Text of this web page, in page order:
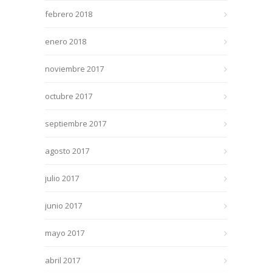
febrero 2018
enero 2018
noviembre 2017
octubre 2017
septiembre 2017
agosto 2017
julio 2017
junio 2017
mayo 2017
abril 2017